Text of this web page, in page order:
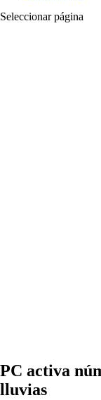
Seleccionar página
PC activa
lluvias